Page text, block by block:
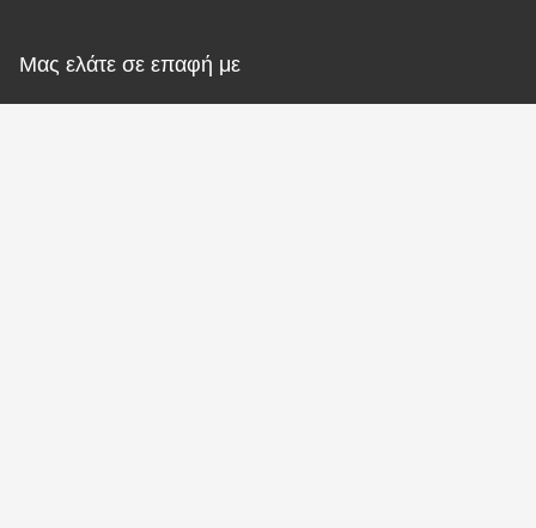
Μας ελάτε σε επαφή με